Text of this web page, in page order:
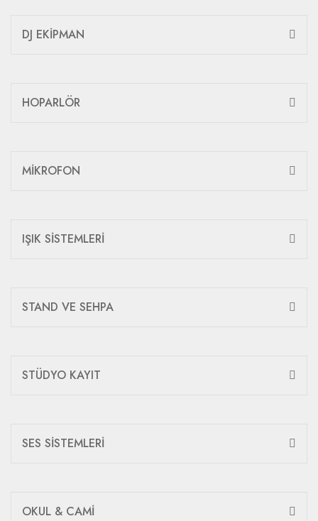
DJ EKİPMAN
HOPARLÖR
MİKROFON
IŞIK SİSTEMLERİ
STAND VE SEHPA
STÜDYO KAYIT
SES SİSTEMLERİ
OKUL & CAMİ